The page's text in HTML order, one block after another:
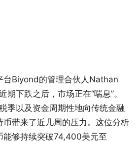
台Biyond的管理合伙人Nathan
下跌之后，市场正在“喘息”。
季以及资金周期性地向传统金融
币带来了近几周的压力。这位分析
能够持续突破74,400美元至